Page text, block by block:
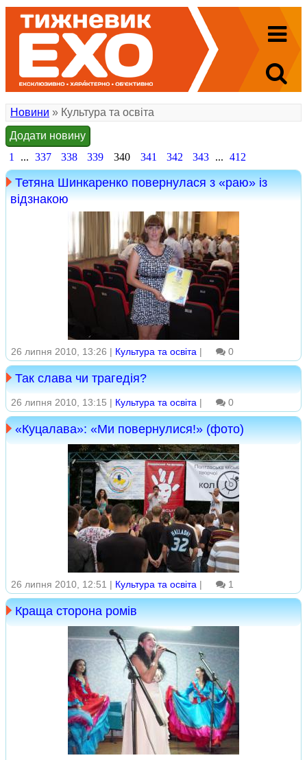
Новини » Культура та освіта
Додати новину
1
... 337 338 339 340 341 342 343 ... 412
Тетяна Шинкаренко повернулася з «раю» із
відзнакою
26 липня 2010, 13:26 | Культура та освіта | 0
Так слава чи трагедія?
26 липня 2010, 13:15 | Культура та освіта | 0
«Куцалава»: «Ми повернулися!» (фото)
26 липня 2010, 12:51 | Культура та освіта | 1
Краща сторона ромів